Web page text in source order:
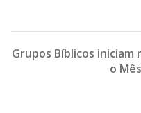
Grupos Bíblicos iniciam
o